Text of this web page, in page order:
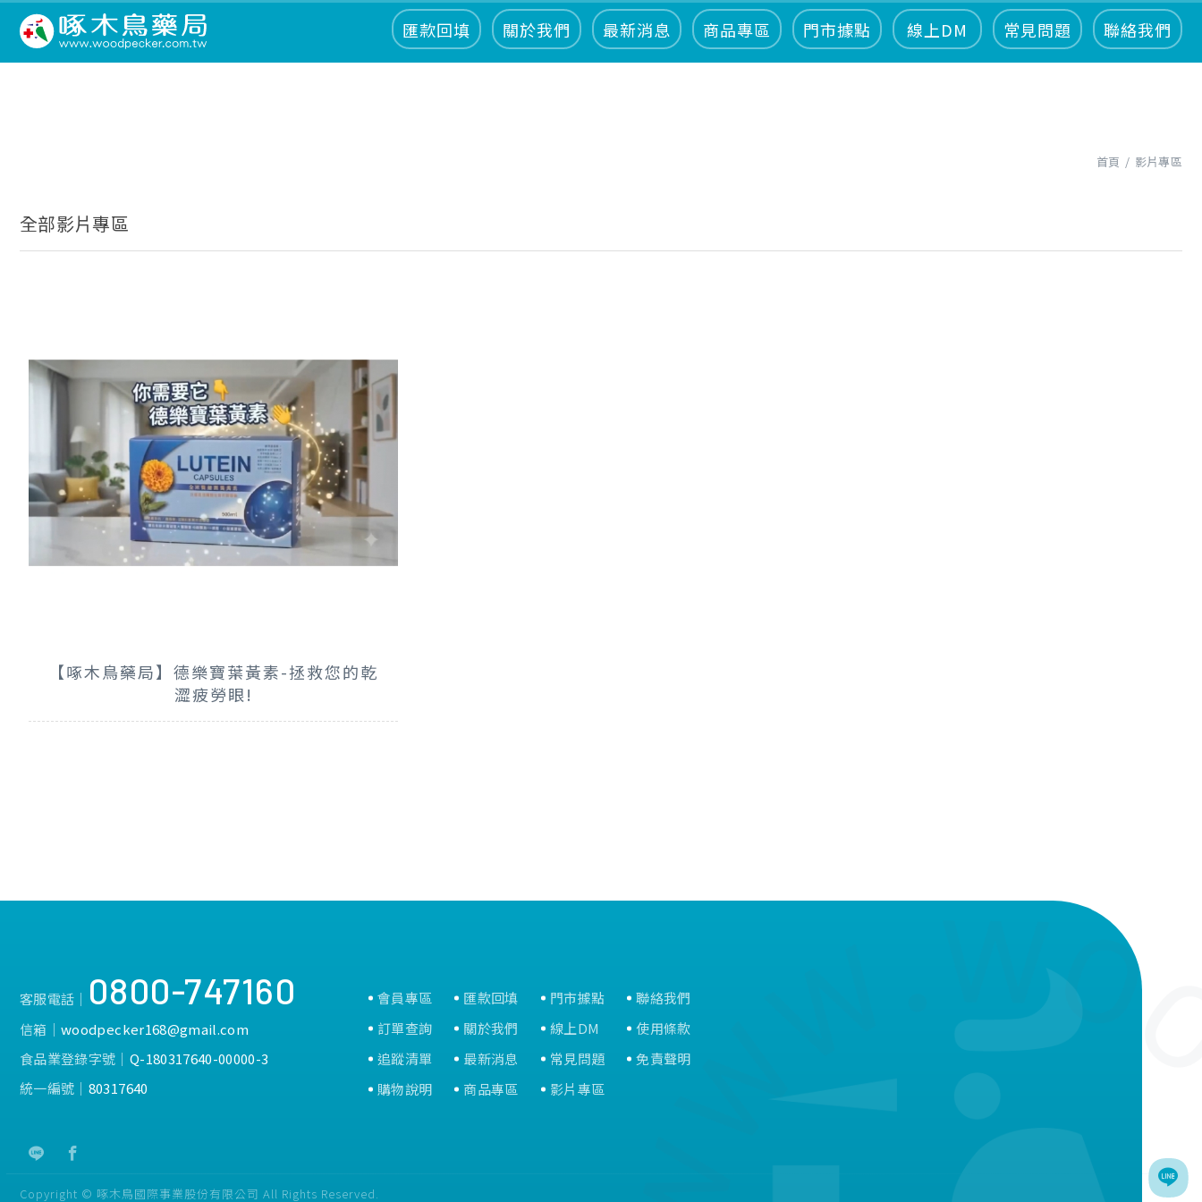
匯款回填 關於我們 最新消息 商品專區 門市據點 線上DM 常見問題 聯絡我們
首頁 影片專區
全部影片專區
【啄木鳥藥局】德樂寶葉黃素-拯救您的乾
澀疲勞眼!
客服電話│ 0800-747160
信箱│woodpecker168@gmail.com
食品業登錄字號│ Q-180317640-00000-3
統一編號│ 80317640
會員專區
訂單查詢
追蹤清單
購物說明
匯款回填
關於我們
最新消息
商品專區
門市據點
線上DM
常見問題
影片專區
聯絡我們
使用條款
免責聲明
Copyright © 啄木鳥國際事業股份有限公司 All Rights Reserved.